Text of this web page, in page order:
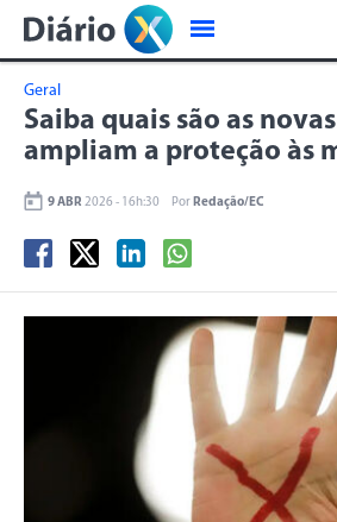
Geral
Saiba quais são as
ampliam a proteção às
9 ABR 2026 - 16h:30 Por Redação/EC